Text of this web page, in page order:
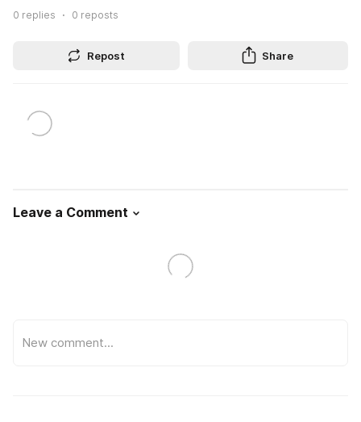
0 replies 0 reposts
Repost Share
Leave a Comment